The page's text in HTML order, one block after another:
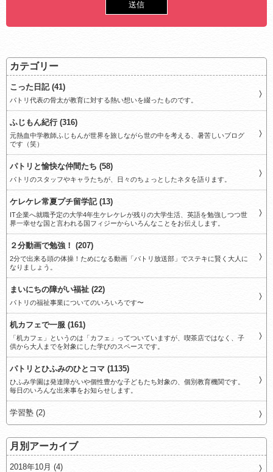
カテゴリー
こった日記 (41)
パトリ代表の骨太が教育に対する熱い想いを綴ったものです。
ふじもん紀行 (316)
元熱血中学教師ふじもんが世界を旅しながら世の中を考える、暑苦しいブログ
です（笑）
パトリと愉快な仲間たち (58)
パトリのスタッフやキャラたちが、日々のちょっとしたネタを語ります。
ケレケレ常夏プチ留学記 (13)
IT企業へ就職予定の大学4年生ケレケレが残りの大学生活、英語を勉強しつつ世
界一幸せな国と言われる国フィジーからいろんなことをお伝えします。
２分動画で勉強！ (207)
2分で出来る頭の体操！ためになる動画「パトリ放送部」でステキに賢く大人に
なりましょう。
まいにちの障がい福祉 (22)
パトリの福祉事業についてのいろいろです〜
机カフェで一服 (161)
「机カフェ」というのは「カフェ」ってついていますが、喫茶店ではなく、子
供から大人までを対象にした学びのスペースです。
パトリとひふみのひとコマ (1135)
ひふみ学園は発達障がいや個性豊かな子どもたち対象の、個別教育機関です。
毎日のいろんな出来事をお知らせします。
学習塾 (2)
月別アーカイブ
2018年10月 (4)